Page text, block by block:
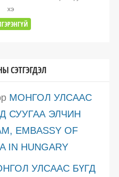
хэ
СЭТГЭГДЭЛ
МОНГОЛ УЛСААС
СУУГАА ЭЛЧИН
EMBASSY OF
IN HUNGARY
УЛСААС БҮГД